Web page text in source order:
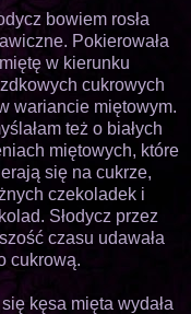
bowiem rosła
Pokierowała
miętę w kierunku
cukrowych
wariancie miętowym.
też o białych
miętowych, które
się na cukrze,
czekoladek i
Słodycz przez
czasu udawała
cukrową.
kęsa mięta wydała